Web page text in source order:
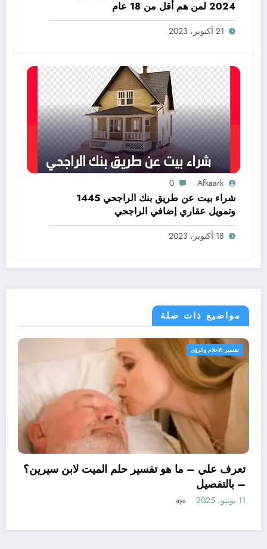
2024 لمن هم أقل من 18 عام
21 أكتوبر، 2023
Afkaark
0
شراء بيت عن طريق بنك الراجحي 1445
وتمويل عقاري إضافي الراجحي
18 أكتوبر، 2023
مواضيع ذات صلة
تعرف علي
ما هو تأويل ابن سيرين لتفسير حلم